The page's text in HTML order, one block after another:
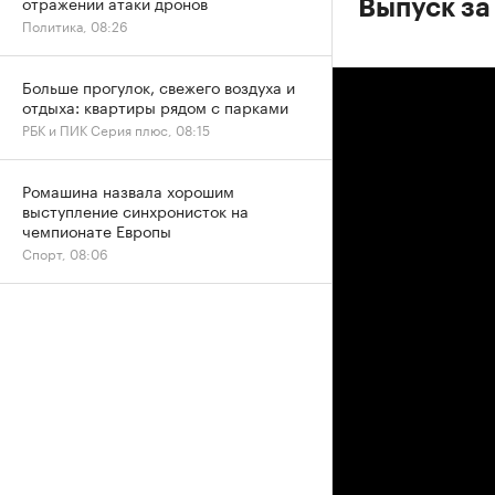
Выпуск
Политика, 08:26
Больше прогулок, свежего воздуха и
отдыха: квартиры рядом с парками
РБК и ПИК Серия плюс, 08:15
Ромашина назвала хорошим
выступление синхронисток на
чемпионате Европы
Спорт, 08:06